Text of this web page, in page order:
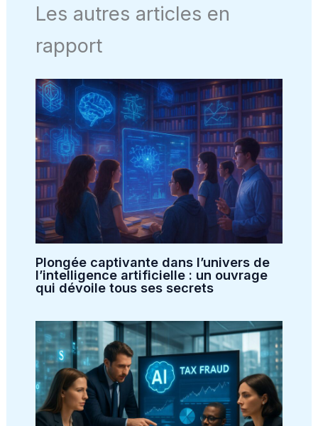
Les autres articles en
rapport
Plongée captivante dans l’univers de
l’intelligence artificielle : un ouvrage
qui dévoile tous ses secrets